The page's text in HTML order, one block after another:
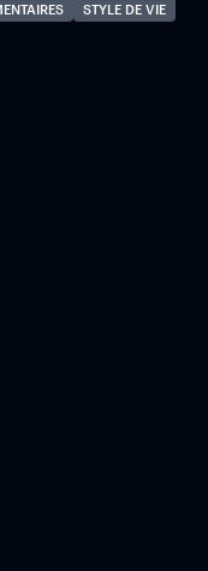
STYLE DE VIE